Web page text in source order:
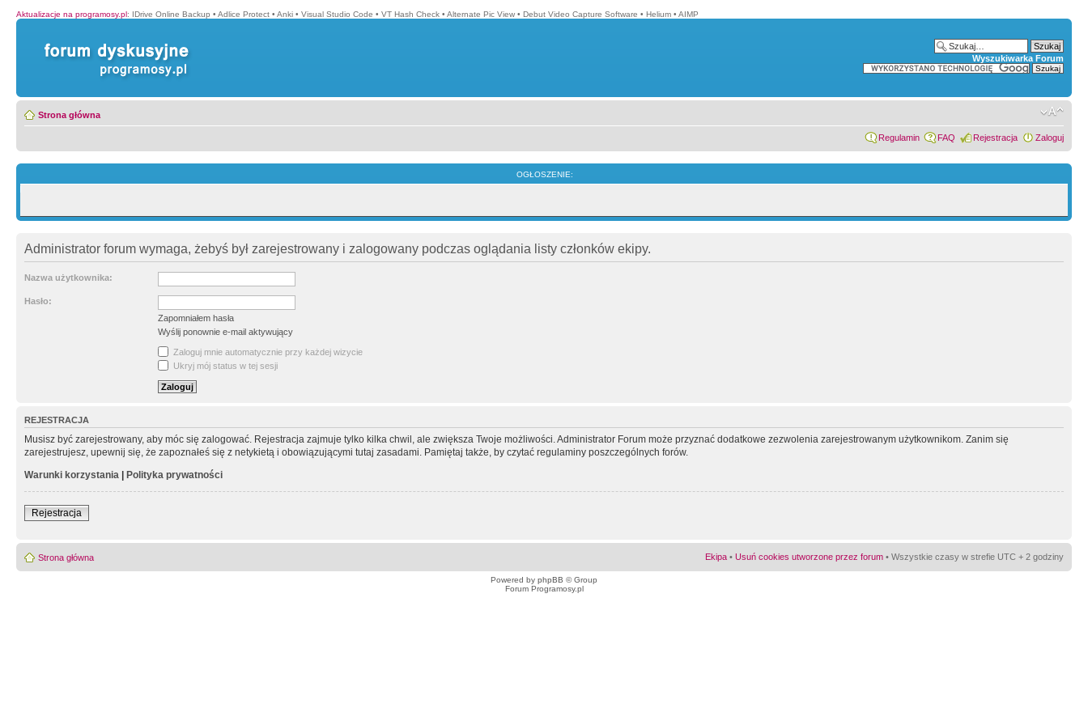
Aktualizacje na programosy.pl: IDrive Online Backup • Adlice Protect • Anki • Visual Studio Code • VT Hash Check • Alternate Pic View • Debut Video Capture Software • Helium • AIMP
Wyszukiwarka Forum
Strona główna
Regulamin FAQ Rejestracja Zaloguj
OGŁOSZENIE:
Administrator forum wymaga, żebyś był zarejestrowany i zalogowany podczas oglądania listy członków ekipy.
Nazwa użytkownika:
Hasło:
Zapomniałem hasła
Wyślij ponownie e-mail aktywujący
Zaloguj mnie automatycznie przy każdej wizycie
Ukryj mój status w tej sesji
REJESTRACJA
Musisz być zarejestrowany, aby móc się zalogować. Rejestracja zajmuje tylko kilka chwil, ale zwiększa Twoje możliwości. Administrator Forum może przyznać dodatkowe zezwolenia zarejestrowanym użytkownikom. Zanim się
zarejestrujesz, upewnij się, że zapoznałeś się z netykietą i obowiązującymi tutaj zasadami. Pamiętaj także, by czytać regulaminy poszczególnych forów.
Warunki korzystania | Polityka prywatności
Rejestracja
Strona główna Ekipa • Usuń cookies utworzone przez forum • Wszystkie czasy w strefie UTC + 2 godziny
Powered by phpBB © Group
Forum Programosy.pl